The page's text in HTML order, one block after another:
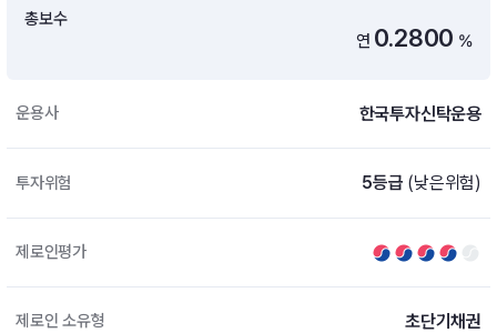
총보수
연 0.2800 %
운용사 한국투자신탁운용
투자위험 5등급 (낮은위험)
제로인평가
제로인 소유형 초단기채권
연금 ETF 검색
미국ETF테마
연금 펀드 검색
투자 라이브러리
ETF 처음투자
내맘대로 만들기
DIY 포트 관리
고객라운지
이벤트
공지사항
FAQ